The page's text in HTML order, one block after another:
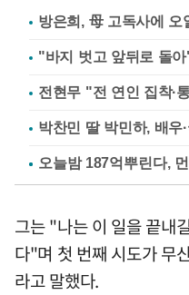
방은희, 母 고독사에
"바지 벗고 앞뒤로 돌
전현무 "전 연인 집착·
박찬민 딸 박민하, 배우
그는 "나는 이 일을 끝내
다"며 첫 번째 시도가 무
라고 말했다.